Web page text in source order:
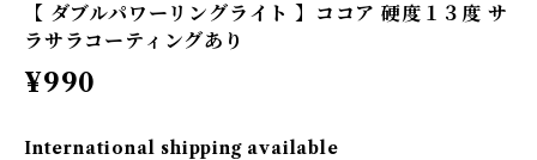
【 ダブルパワーリングライト 】ココア 硬度１３度 サ
ラサラコーティングあり
¥990
International shipping available